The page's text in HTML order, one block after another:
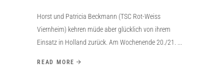
Horst und Patricia Beckmann (TSC Rot-Weiss
Viernheim) kehren müde aber glücklich von ihrem
Einsatz in Holland zurück. Am Wochenende 20./21.
READ MORE